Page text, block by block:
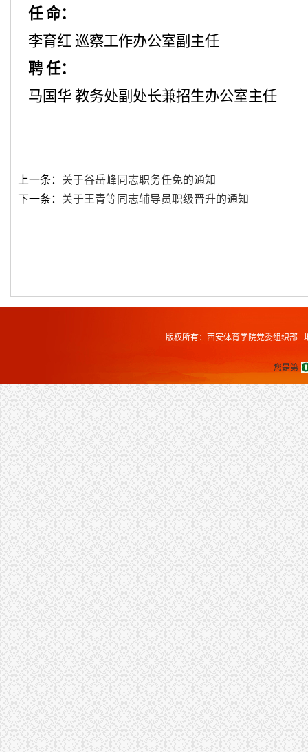
任 命：
李育红 巡察工作办公室副主任
聘 任：
马国华 教务处副处长兼招生办公室主任
上一条： 关于谷岳峰同志职务任免的通知
下一条： 关于王青等同志辅导员职级晋升的通知
版权所有：西安体育学院党委组织部
您是第